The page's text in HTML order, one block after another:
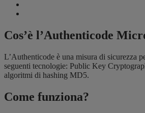
Cos’è l’Authenticode
L’Authenticode è una misura di sicurezza
seguenti tecnologie: Public Key
algoritmi di hashing MD5.
Come funziona?